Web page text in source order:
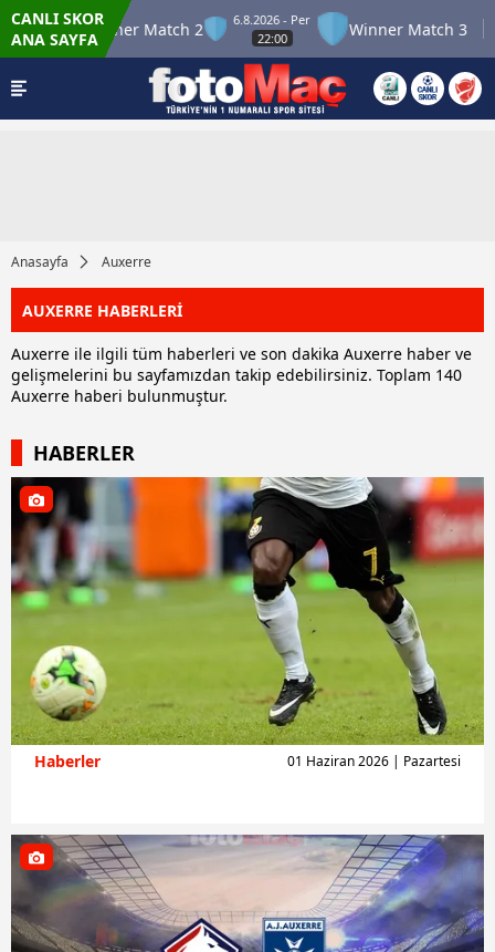
CANLI SKOR
ANA SAYFAWinner Match 2
6.8.2026 - Per
Winner Match 3
Anasayfa Auxerre
AUXERRE HABERLERİ
Auxerre ile ilgili tüm haberleri ve son dakika Auxerre haber ve
gelişmelerini bu sayfamızdan takip edebilirsiniz. Toplam 140
Auxerre haberi bulunmuştur.
HABERLER
Haberler 01 Haziran 2026 | Pazartesi